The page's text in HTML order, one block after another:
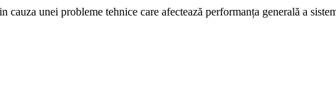
cauza unei probleme tehnice care afectează performanța generală a